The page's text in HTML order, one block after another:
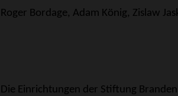
Roger Bordage, Adam König, Zislaw
Die Einrichtungen der Stiftung